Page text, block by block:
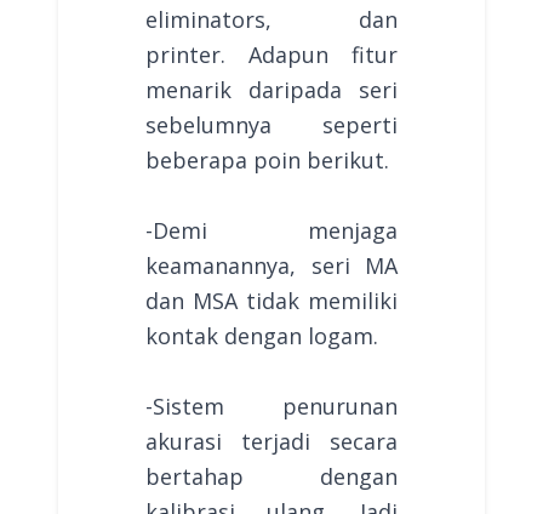
eliminators, dan
printer. Adapun fitur
menarik daripada seri
sebelumnya seperti
beberapa poin berikut.
-Demi menjaga
keamanannya, seri MA
dan MSA tidak memiliki
kontak dengan logam.
-Sistem penurunan
akurasi terjadi secara
bertahap dengan